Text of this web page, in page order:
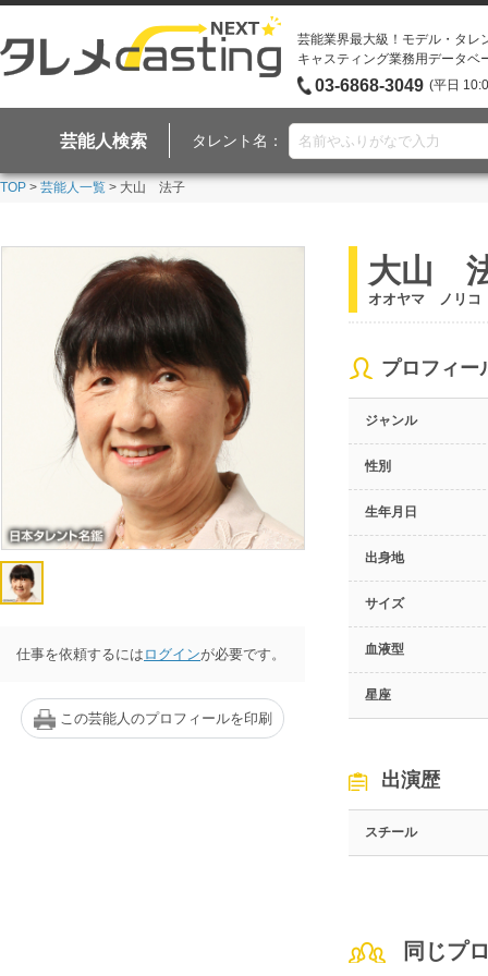
芸能業界最大級！モデル・タレ
キャスティング業務用データベ
03-6868-3049 (平日
芸能人検索 タレント名：
TOP > 芸能人一覧 > 大山 法子
仕事を依頼するには ログインが必要です。
この芸能人のプロフィールを印刷
大山
オオヤマ ノリコ
プロフィー
ジャンル
性別
生年月日
出身地
サイズ
血液型
星座
出演歴
スチール
同じプ